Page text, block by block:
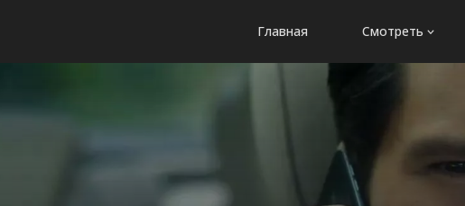
Главная Смотреть